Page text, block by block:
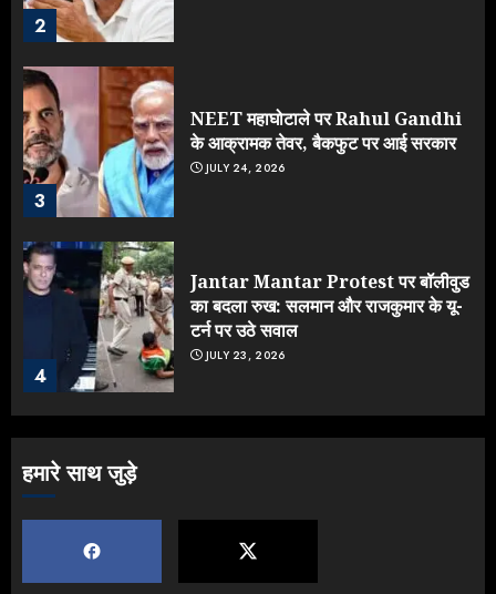
2
3
NEET महाघोटाले पर Rahul Gandhi
के आक्रामक तेवर, बैकफुट पर आई सरकार
JULY 24, 2026
4
Jantar Mantar Protest पर बॉलीवुड
का बदला रुख: सलमान और राजकुमार के यू-
टर्न पर उठे सवाल
JULY 23, 2026
हमारे साथ जुड़े